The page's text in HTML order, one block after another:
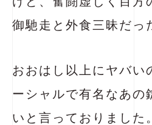
御馳走と外食三昧だっ
おおはし以上にヤバ
ーシャルで有名なあの
いと言っておりまし